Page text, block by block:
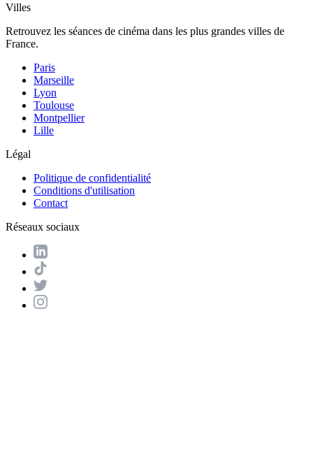
Villes
Retrouvez les séances de cinéma dans les plus grandes villes de
France.
Paris
Marseille
Lyon
Toulouse
Montpellier
Lille
Légal
Politique de confidentialité
Conditions d'utilisation
Contact
Réseaux sociaux